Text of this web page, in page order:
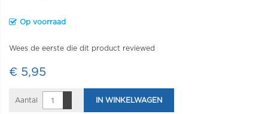
Op voorraad
Wees de eerste die dit product reviewed
€ 5,95
Aantal IN WINKELWAGEN